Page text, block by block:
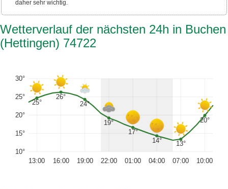
daher sehr wichtig.
Wetterverlauf der nächsten 24h in Buchen
(Hettingen) 74722
10°
15°
20°
25°
30°
25°
26°
24°
19°
17°
14° 13°
20°
13:00 16:00 19:00 22:00 01:00 04:00 07:00 10:00